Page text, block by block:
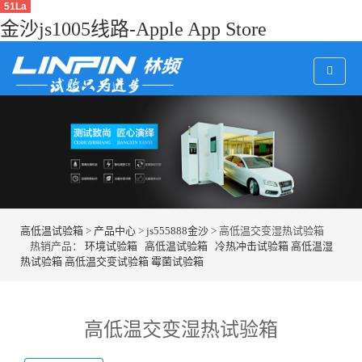
51La
金沙js1005线路-Apple App Store
高低温试验箱 > 产品中心 > js555888金沙 > 高低温交变湿热试验箱
热销产品： 环境试验箱 高低温试验箱 冷热冲击试验箱 高低温湿
热试验箱 高低温交变试验箱 霉菌试验箱
高低温交变湿热试验箱